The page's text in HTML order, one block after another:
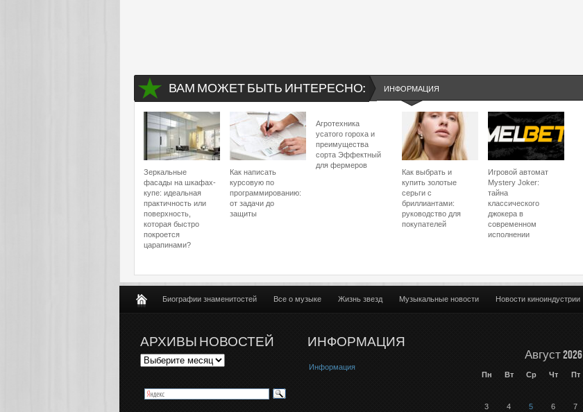
ВАМ МОЖЕТ БЫТЬ ИНТЕРЕСНО: ИНФОРМАЦИЯ
Зеркальные
фасады на шкафах-
купе: идеальная
практичность или
поверхность,
которая быстро
покроется
царапинами?
Как написать
курсовую по
программированию:
от задачи до
защиты
Агротехника
усатого гороха и
преимущества
сорта Эффектный
для фермеров
Как выбрать и
купить золотые
серьги с
бриллиантами:
руководство для
покупателей
Игровой автомат
Mystery Joker:
тайна
классического
джокера в
современном
исполнении
Биографии знаменитостей Все о музыке Жизнь звезд Музыкальные новости Новости киноиндустрии
АРХИВЫ НОВОСТЕЙ ИНФОРМАЦИЯ
Информация
Август 2026
Пн Вт Ср Чт Пт
3 4 5 6 7